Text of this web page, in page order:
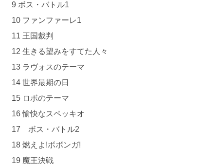
9 ボス・バトル1
10 ファンファーレ1
11 王国裁判
12 生きる望みをすてた人々
13 ラヴォスのテーマ
14 世界最期の日
15 ロボのテーマ
16 愉快なスペッキオ
17 ボス・バトル2
18 燃えよ!ボボンガ!
19 魔王決戦